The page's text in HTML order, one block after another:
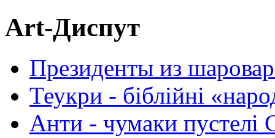
Art-Диспут
Президенты из
Теукри - біблійні
Анти - чумаки пустелі